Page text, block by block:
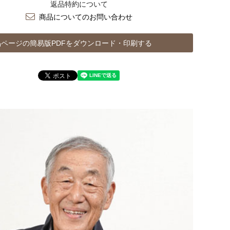
返品特約について
商品についてのお問い合わせ
ージの簡易版PDFをダウンロード・印刷する